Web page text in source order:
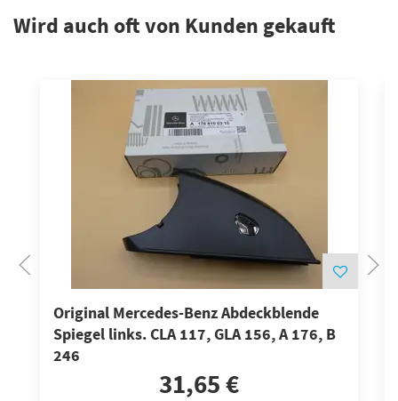
Wird auch oft von Kunden gekauft
Original Mercedes-Benz Abdeckblende
Spiegel links. CLA 117, GLA 156, A 176, B
246
31,65 €